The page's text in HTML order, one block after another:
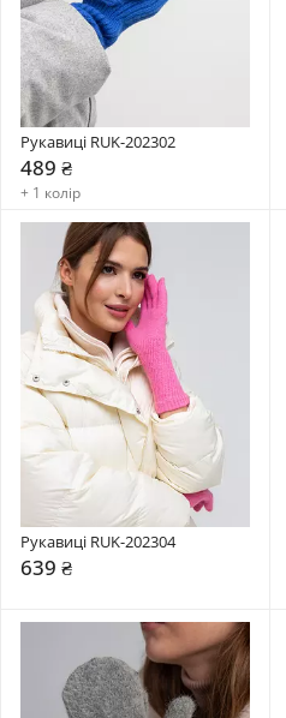
Рукавиці RUK-202302
489 ₴
+ 1 колір
Рукавиці RUK-202304
639 ₴